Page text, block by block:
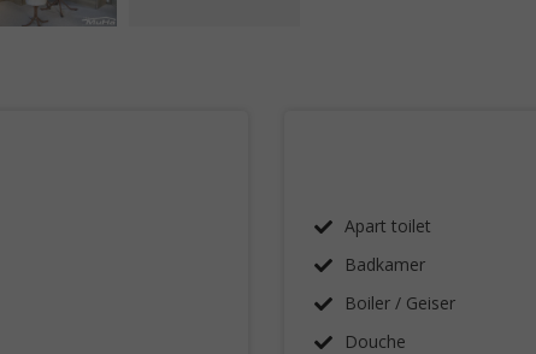
Apart toilet
Badkamer
Boiler / Geiser
Douche